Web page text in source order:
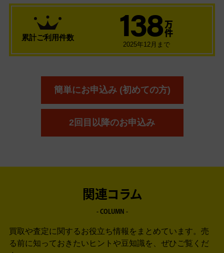
累計ご利用件数 138 万
件
2025年12月まで
簡単にお申込み (初めての方)
2回目以降のお申込み
関連コラム
- COLUMN -
買取や査定に関するお役立ち情報をまとめています。 売
る前に知っておきたいヒントや豆知識を、ぜひご覧くだ